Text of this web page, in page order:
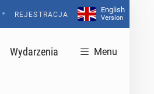
• REJESTRACJA
English
Version
Wydarzenia Menu